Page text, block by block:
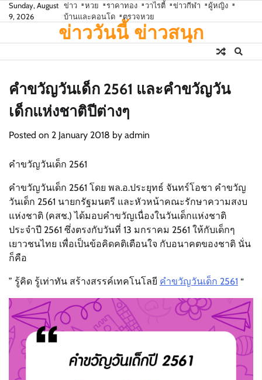
Skip
to
Sunday, August
9, 2026
ข่าว หวย ราคาทอง วาไรตี้ ข่าวกีฬา
ผู้หญิง
บ้านและคอนโด
ตรวจหวย
ข่าววันนี้ ข่าวสนุก
คำขวัญวันเด็ก 2561 และคำขวัญวัน
เด็กแห่งชาติปีต่างๆ
Posted on 2 January 2018 by admin
คำขวัญวันเด็ก 2561
คำขวัญวันเด็ก 2561 โดย พล.อ.ประยุทธ์ จันทร์โอชา คำขวัญ
วันเด็ก 2561 นายกรัฐมนตรี และหัวหน้าคณะรักษาความสงบ
แห่งชาติ (คสช.) ได้มอบคำขวัญเนื่องในวันเด็กแห่งชาติ
ประจำปี 2561 ซึ่งตรงกับวันที่ 13 มกราคม 2561 ให้กับเด็กๆ
เยาวชนไทย เพื่อเป็นข้อคิดคติเตือนใจ กับอนาคตของชาติ นั่น
ก็คือ
” รู้คิด รู้เท่าทัน สร้างสรรค์เทคโนโลยี คำขวัญวันเด็ก 2561 “